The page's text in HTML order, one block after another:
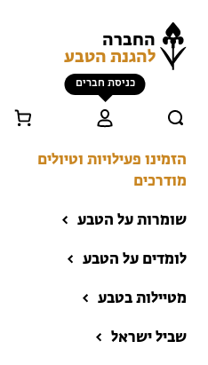
החברה
להגנת הטבע
כניסת חברים
הזמינו פעילויות וטיולים
מודרכים
שומרות על הטבע
לומדים על הטבע
מטיילות בטבע
הזמינו פעילויות וטיולים
שביל ישראל